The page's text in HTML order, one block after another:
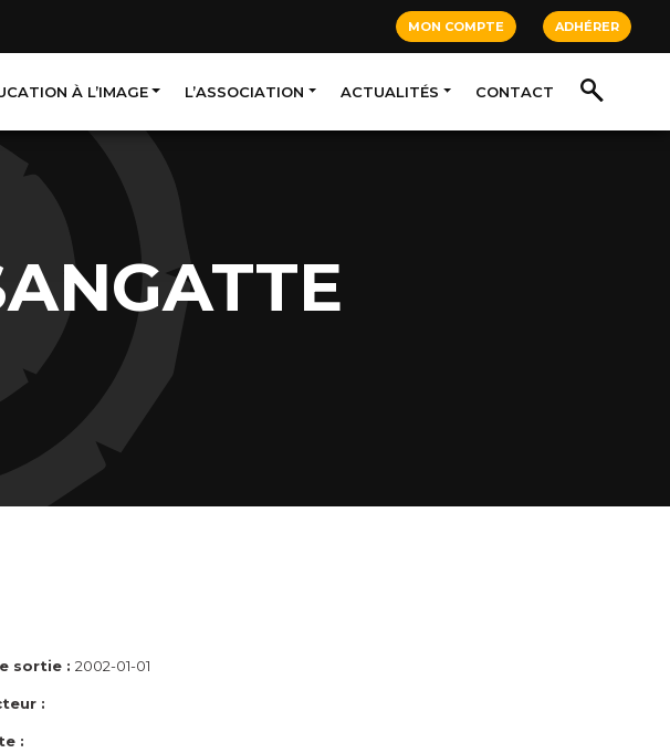
MON COMPTE ADHÉRER
À L’IMAGE L’ASSOCIATION ACTUALITÉS CONTACT
sortie : 2002-01-01
:
: